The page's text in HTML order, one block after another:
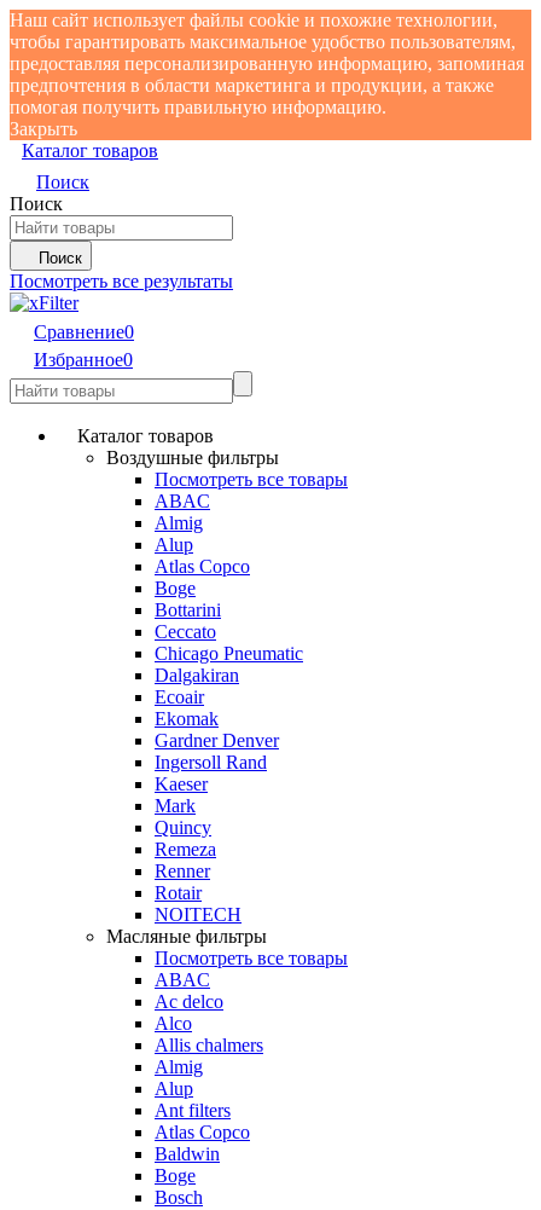
Наш сайт использует файлы cookie и похожие технологии,
чтобы гарантировать максимальное удобство пользователям,
предоставляя персонализированную информацию, запоминая
предпочтения в области маркетинга и продукции, а также
помогая получить правильную информацию.
Закрыть
Каталог товаров
Поиск
Поиск
Поиск
Посмотреть все результаты
Сравнение0
Избранное0
Каталог товаров
Воздушные фильтры
Посмотреть все товары
ABAC
Almig
Alup
Atlas Copco
Boge
Bottarini
Ceccato
Chicago Pneumatic
Dalgakiran
Ecoair
Ekomak
Gardner Denver
Ingersoll Rand
Kaeser
Mark
Quincy
Remeza
Renner
Rotair
NOITECH
Масляные фильтры
Посмотреть все товары
ABAC
Ac delco
Alco
Allis chalmers
Almig
Alup
Ant filters
Atlas Copco
Baldwin
Boge
Bosch